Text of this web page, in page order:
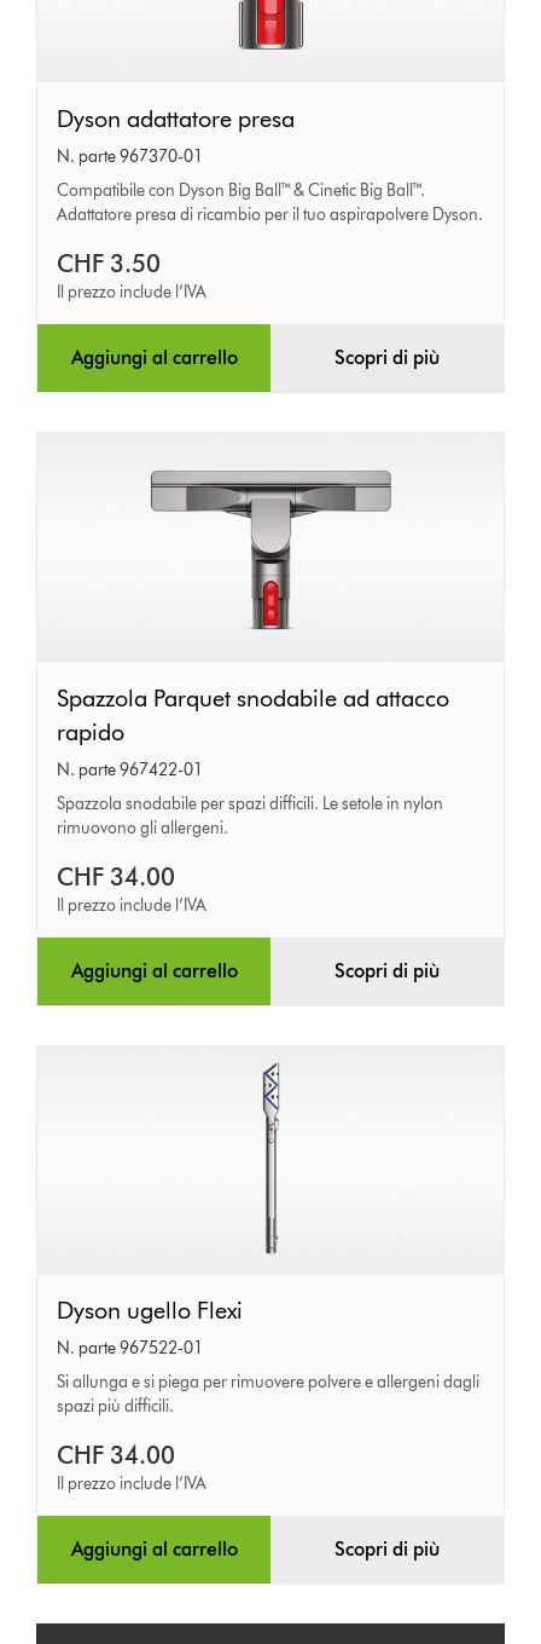
Dyson
adattatore
presa
Dyson adattatore presa
N. parte 967370-01
Compatibile con Dyson Big Ball™ & Cinetic Big Ball™.
Adattatore presa di ricambio per il tuo aspirapolvere Dyson.
CHF 3.50
Il prezzo include l’IVA
Aggiungi al carrello Scopri di più
Spazzola
Parquet
snodabile
ad
attacco
rapido
Spazzola Parquet snodabile ad attacco
rapido
N. parte 967422-01
Spazzola snodabile per spazi difficili. Le setole in nylon
rimuovono gli allergeni.
CHF 34.00
Il prezzo include l’IVA
Aggiungi al carrello Scopri di più
Dyson
ugello
Flexi
Dyson ugello Flexi
N. parte 967522-01
Si allunga e si piega per rimuovere polvere e allergeni dagli
spazi più difficili.
CHF 34.00
Il prezzo include l’IVA
Aggiungi al carrello Scopri di più